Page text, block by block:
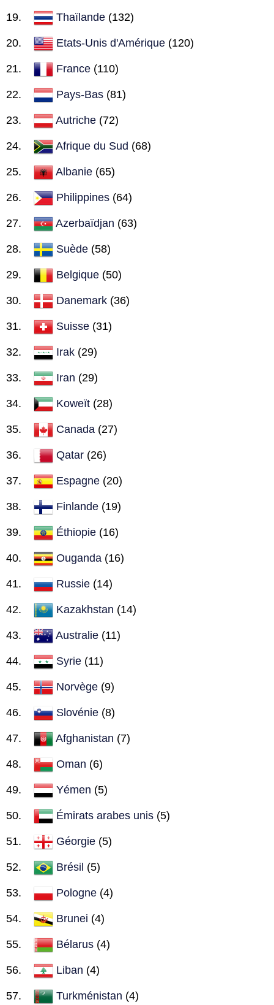
Thaïlande (132)
Etats-Unis d'Amérique (120)
France (110)
Pays-Bas (81)
Autriche (72)
Afrique du Sud (68)
Albanie (65)
Philippines (64)
Azerbaïdjan (63)
Suède (58)
Belgique (50)
Danemark (36)
Suisse (31)
Irak (29)
Iran (29)
Koweït (28)
Canada (27)
Qatar (26)
Espagne (20)
Finlande (19)
Éthiopie (16)
Ouganda (16)
Russie (14)
Kazakhstan (14)
Australie (11)
Syrie (11)
Norvège (9)
Slovénie (8)
Afghanistan (7)
Oman (6)
Yémen (5)
Émirats arabes unis (5)
Géorgie (5)
Brésil (5)
Pologne (4)
Brunei (4)
Bélarus (4)
Liban (4)
Turkménistan (4)